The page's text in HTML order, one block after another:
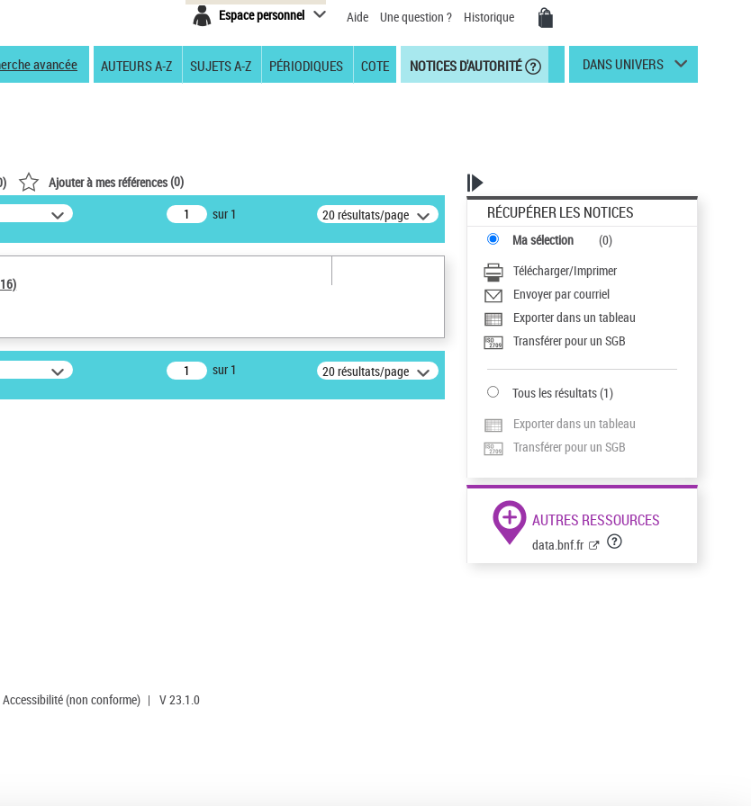
Espace personnel Aide Une question ? Historique
avancée AUTEURS A-Z SUJETS A-Z PÉRIODIQUES COTE NOTICES D'AUTORITÉ DANS UNIVERS
) Ajouter à mes références(0)
sur 1 20 résultats/page
sur 1 20 résultats/page
RÉCUPÉRER LES NOTICES
Ma sélection (0)
Télécharger/Imprimer
Envoyer par courriel
Exporter dans un tableau
Transférer pour un SGB
Tous les résultats(1)
Exporter dans un tableau
Transférer pour un SGB
AUTRES RESSOURCES
data.bnf.fr
Accessibilité (non conforme) | V 23.1.0